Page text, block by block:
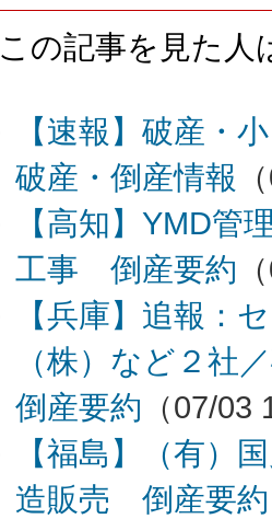
この記事を見た人
【速報】破産
破産・倒産情報
【高知】YMD
工事 倒産要約
【兵庫】追報：
（株）など２
倒産要約 （07/03
【福島】（有）
造販売 倒産要約